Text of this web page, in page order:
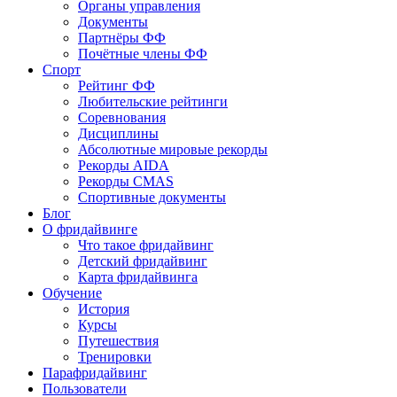
Органы управления
Документы
Партнёры ФФ
Почётные члены ФФ
Спорт
Рейтинг ФФ
Любительские рейтинги
Соревнования
Дисциплины
Абсолютные мировые рекорды
Рекорды AIDA
Рекорды CMAS
Спортивные документы
Блог
О фридайвинге
Что такое фридайвинг
Детский фридайвинг
Карта фридайвинга
Обучение
История
Курсы
Путешествия
Тренировки
Парафридайвинг
Пользователи